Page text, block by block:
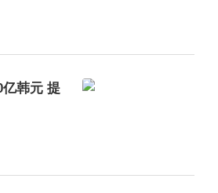
亿韩元 提